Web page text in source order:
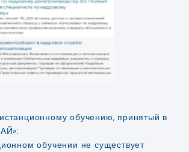
обучению, принятый в
обучении не существует